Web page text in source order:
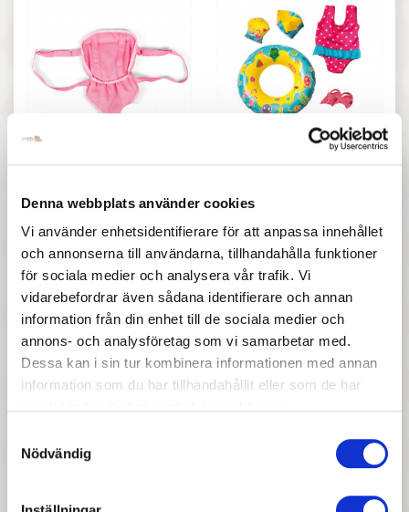
Denna webbplats använder cookies
Vi använder enhetsidentifierare för att anpassa innehållet
och annonserna till användarna, tillhandahålla funktioner
för sociala medier och analysera vår trafik. Vi
vidarebefordrar även sådana identifierare och annan
information från din enhet till de sociala medier och
annons- och analysföretag som vi samarbetar med.
Dessa kan i sin tur kombinera informationen med annan
information som du har tillhandahållit eller som de har
Nödvändig
MaMaMeMo - Bärsele till
dockan, rosa
277 :-
Heless - Badset till dockan
197 :-
dockan (30-34cm)
507 :-